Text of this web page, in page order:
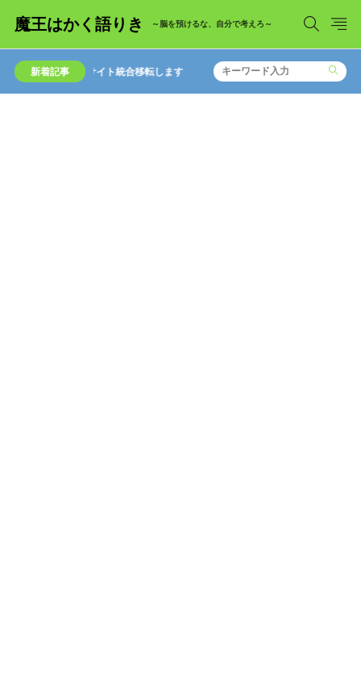
魔王はかく語りき ～脳を預けるな、自分で考えろ～
新着記事サイト統合移転します